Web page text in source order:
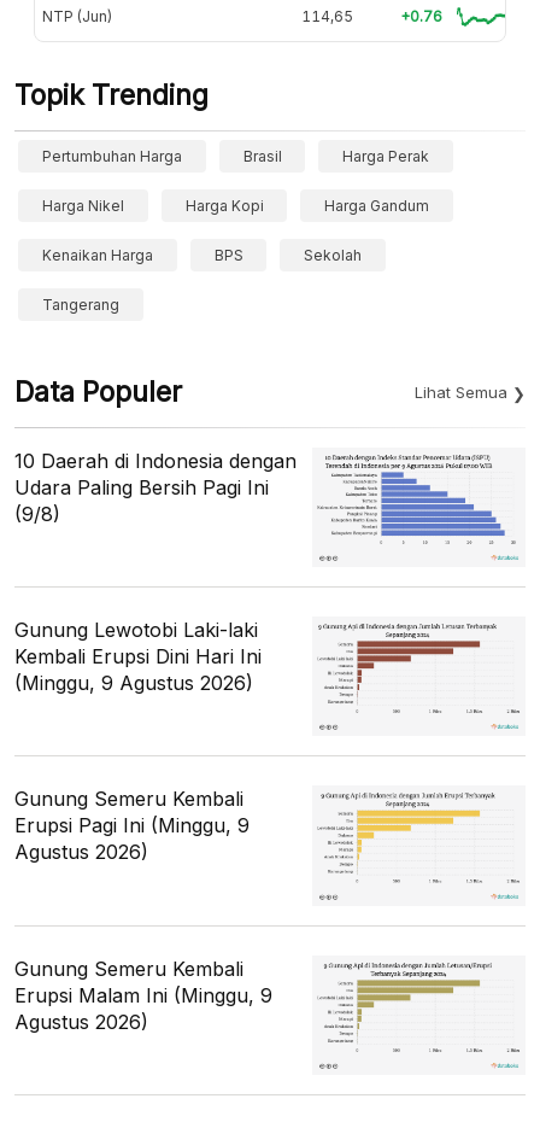
NTP (Jun) 114,65 +0.76
Topik Trending
Pertumbuhan Harga Brasil Harga Perak
Harga Nikel Harga Kopi Harga Gandum
Kenaikan Harga BPS Sekolah
Tangerang
Data Populer Lihat Semua
10 Daerah di Indonesia dengan
Udara Paling Bersih Pagi Ini
(9/8)
Gunung Lewotobi Laki-laki
Kembali Erupsi Dini Hari Ini
(Minggu, 9 Agustus 2026)
Gunung Semeru Kembali
Erupsi Pagi Ini (Minggu, 9
Agustus 2026)
Gunung Semeru Kembali
Erupsi Malam Ini (Minggu, 9
Agustus 2026)